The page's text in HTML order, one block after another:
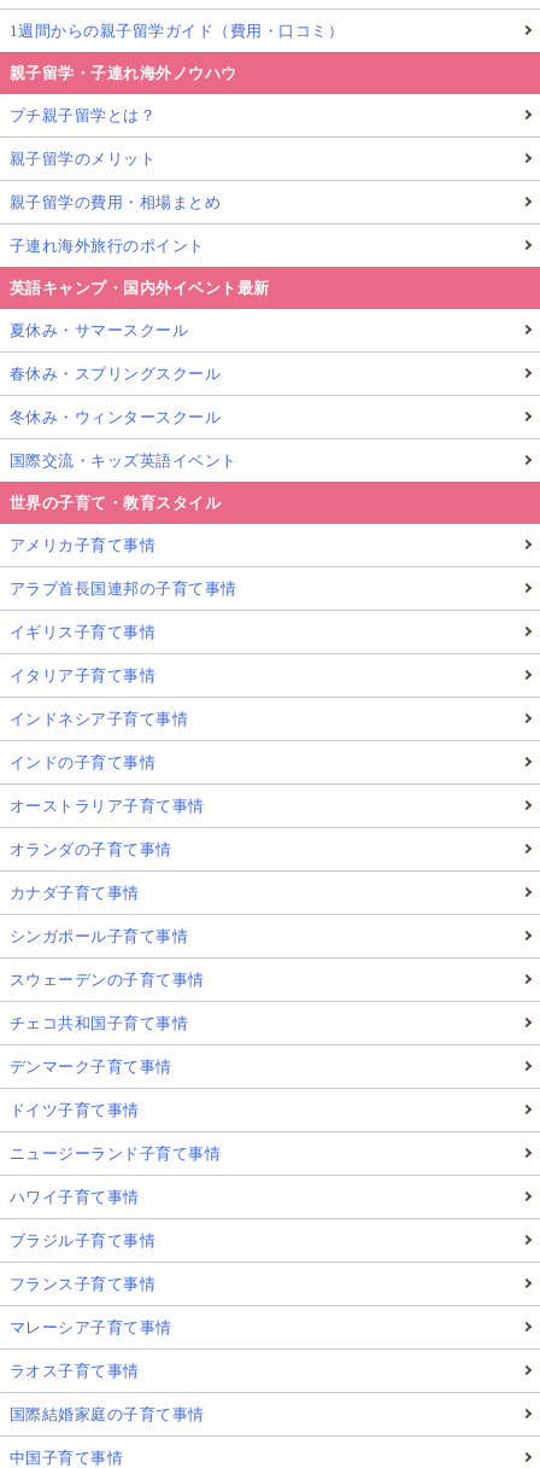
1週間からの親子留学ガイド（費用・口コミ）
親子留学・子連れ海外ノウハウ
プチ親子留学とは？
親子留学のメリット
親子留学の費用・相場まとめ
子連れ海外旅行のポイント
英語キャンプ・国内外イベント最新
夏休み・サマースクール
春休み・スプリングスクール
冬休み・ウィンタースクール
国際交流・キッズ英語イベント
世界の子育て・教育スタイル
アメリカ子育て事情
アラブ首長国連邦の子育て事情
イギリス子育て事情
イタリア子育て事情
インドネシア子育て事情
インドの子育て事情
オーストラリア子育て事情
オランダの子育て事情
カナダ子育て事情
シンガポール子育て事情
スウェーデンの子育て事情
チェコ共和国子育て事情
デンマーク子育て事情
ドイツ子育て事情
ニュージーランド子育て事情
ハワイ子育て事情
ブラジル子育て事情
フランス子育て事情
マレーシア子育て事情
ラオス子育て事情
国際結婚家庭の子育て事情
中国子育て事情